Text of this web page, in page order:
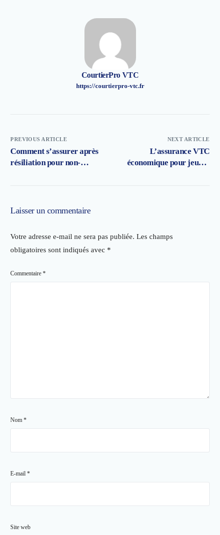
CourtierPro VTC
https://courtierpro-vtc.fr
PREVIOUS ARTICLE
Comment s’assurer après
résiliation pour non-
NEXT ARTICLE
L’assurance VTC
économique pour jeunes
Laisser un commentaire
Votre adresse e-mail ne sera pas publiée. Les champs
obligatoires sont indiqués avec *
Commentaire*
Nom*
E-mail*
Site web